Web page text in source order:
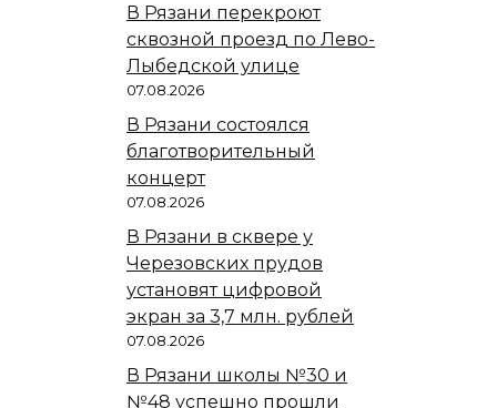
В Рязани перекроют
сквозной проезд по Лево-
Лыбедской улице
07.08.2026
В Рязани состоялся
благотворительный
концерт
07.08.2026
В Рязани в сквере у
Черезовских прудов
установят цифровой
экран за 3,7 млн. рублей
07.08.2026
В Рязани школы №30 и
№48 успешно прошли